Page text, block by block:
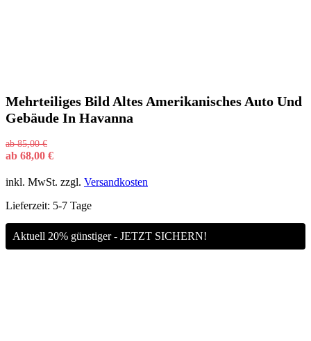
Mehrteiliges Bild Altes Amerikanisches Auto Und
Gebäude In Havanna
ab85,00€
ab 68,00 €
inkl. MwSt. zzgl. Versandkosten
Lieferzeit: 5-7 Tage
Aktuell 20% günstiger - JETZT SICHERN!